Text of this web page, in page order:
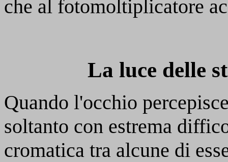
che al fotomoltiplicatore
La luce delle
Quando l'occhio
soltanto con estrema
cromatica tra alcune di